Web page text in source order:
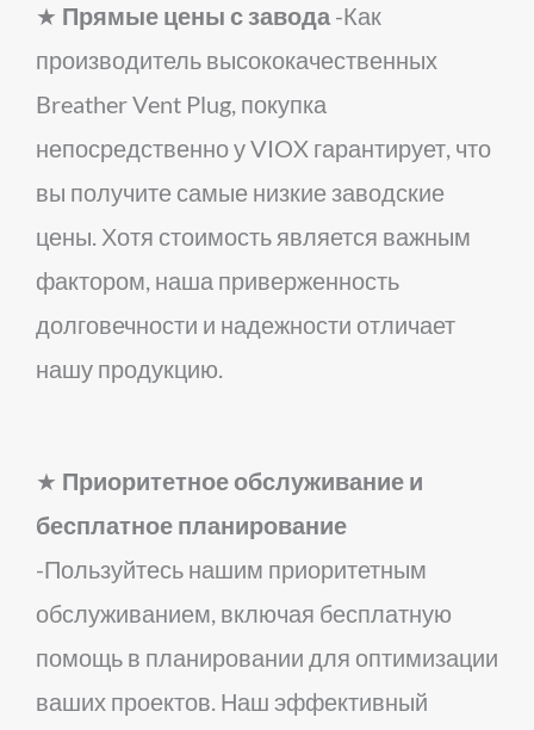
★ Прямые цены с завода-Как
производитель высококачественных
Breather Vent Plug, покупка
непосредственно у VIOX гарантирует, что
вы получите самые низкие заводские
цены. Хотя стоимость является важным
фактором, наша приверженность
долговечности и надежности отличает
нашу продукцию.
★ Приоритетное обслуживание и
бесплатное планирование
-Пользуйтесь нашим приоритетным
обслуживанием, включая бесплатную
помощь в планировании для оптимизации
ваших проектов. Наш эффективный